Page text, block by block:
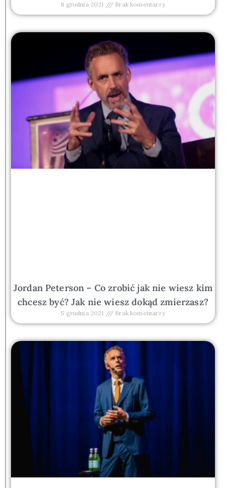
8 grudnia 2021 Brak komentarzy
Jordan Peterson – Co zrobić jak nie wiesz kim
chcesz być? Jak nie wiesz dokąd zmierzasz?
5 grudnia 2021 Brak komentarzy